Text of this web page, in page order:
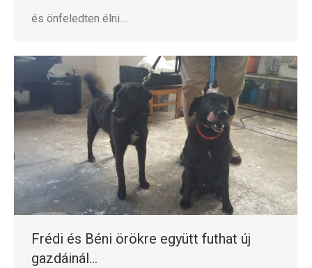
és önfeledten élni….
Frédi és Béni örökre együtt futhat új
gazdáinál…